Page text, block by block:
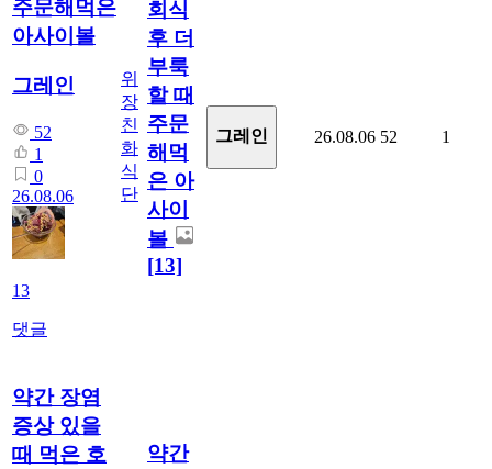
주문해먹은
아사이볼
그레인
52
1
0
26.08.06
13
댓글
위
장
친
화
식
단
회식
후 더
부룩
할 때
주문
해먹
은 아
사이
볼
[13]
그레인 26.08.06 52 1
약간 장염
증상 있을
때 먹은 호
약간